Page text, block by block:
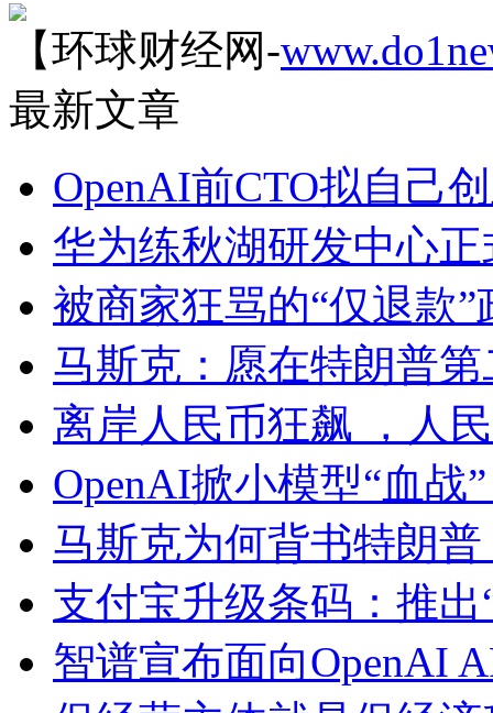
【环球财经网-
最新文章
OpenAI前CTO拟自己
华为练秋湖研发中心
被商家狂骂的“仅退款”
马斯克：愿在特朗普
离岸人民币狂飙 ，人
OpenAI掀小模型“血战
马斯克为何背书特朗
支付宝升级条码：推出
智谱宣布面向OpenAI